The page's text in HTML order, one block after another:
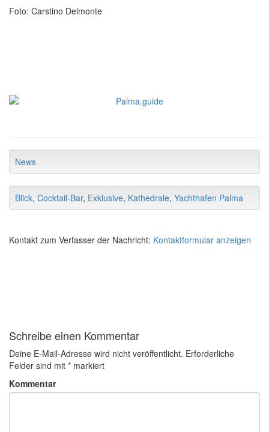
Foto: Carstino Delmonte
News
Blick, Cocktail-Bar, Exklusive, Kathedrale, Yachthafen Palma
Kontakt zum Verfasser der Nachricht: Kontaktformular anzeigen
Schreibe einen Kommentar
Deine E-Mail-Adresse wird nicht veröffentlicht. Erforderliche
Felder sind mit * markiert
Kommentar